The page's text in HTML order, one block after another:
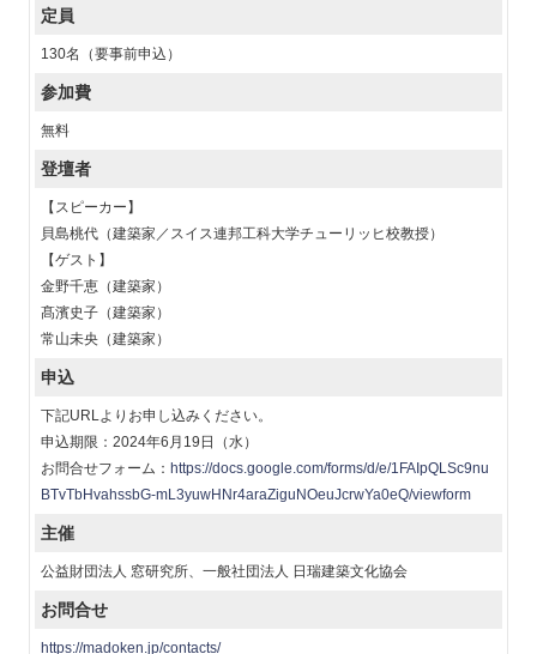
定員
130名（要事前申込）
参加費
無料
登壇者
【スピーカー】
貝島桃代（建築家／スイス連邦工科大学チューリッヒ校教授）
【ゲスト】
金野千恵（建築家）
髙濱史子（建築家）
常山未央（建築家）
申込
下記URLよりお申し込みください。
申込期限：2024年6月19日（水）
お問合せフォーム： https://docs.google.com/forms/d/e/1FAIpQLSc9nu
BTvTbHvahssbG-mL3yuwHNr4araZiguNOeuJcrwYa0eQ/viewform
主催
公益財団法人 窓研究所、一般社団法人 日瑞建築文化協会
お問合せ
https://madoken.jp/contacts/